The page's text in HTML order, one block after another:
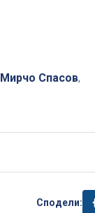
Мирчо Спасов,
Сподели: